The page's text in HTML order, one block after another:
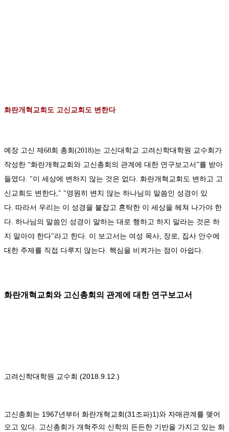
화란개혁교회도 고신교회도 변한다
예장 고신 제 68회 총회 (2018)는 고신대학교 고려신학대학원 교수회가
작성한 “화란개혁교회와 고신총회의 관계에 대한 연구보고서 ”를 받아
들였다. "이 세상에 변하지 않는 것은 없다. 화란개혁교회도 변하고 고
신교회도 변한다," "영원히 변치 않는 하나님의 말씀인 성경이 있
다. 따라서 우리는 이 성경을 붙잡고 혼탁한 이 세상을 헤쳐 나가야 한
다. 하나님의 말씀인 성경이 말하는 대로 행하고 하지 말라는 것은 하
지 말아야 한다"라고 한다. 이 보고서는 여성 목사, 장로, 집사 안수에
대한 주제를 직접 다루지 않는다. 핵심을 비켜가는 점이 아쉽다.
화란개혁교회와 고신총회의 관계에 대한 연구보고서
고려신학대학원 교수회 (2018.9.12.)
고신총회는 1967년부터 화란개혁교회(31 조파)1)와 자매관계를 맺어
오고 있다
고신총회가 개혁주의 신학의 든든한 기반을 가지고 있는 화